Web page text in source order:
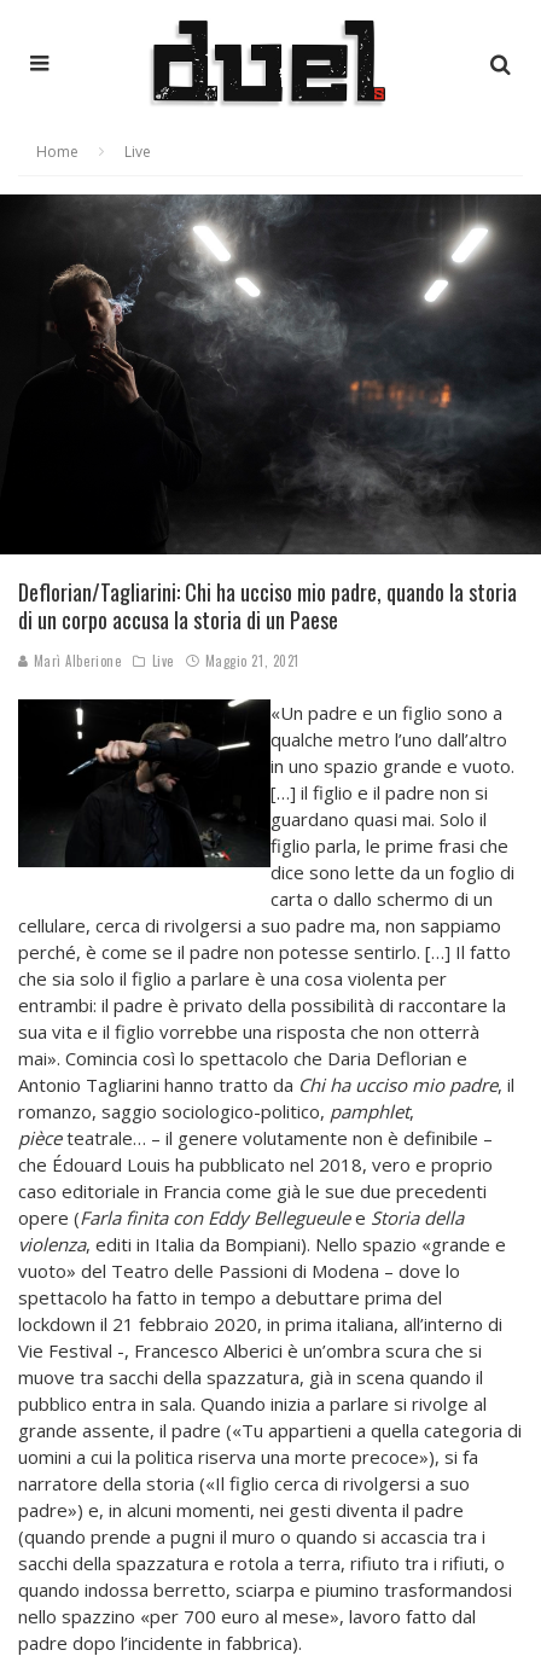
Home Live
Deflorian/Tagliarini: Chi ha ucciso mio padre, quando la storia
di un corpo accusa la storia di un Paese
Marì Alberione Live Maggio 21, 2021
«Un padre e un figlio sono a
qualche metro l’uno dall’altro
in uno spazio grande e vuoto.
[…] il figlio e il padre non si
guardano quasi mai. Solo il
figlio parla, le prime frasi che
dice sono lette da un foglio di
carta o dallo schermo di un
cellulare, cerca di rivolgersi a suo padre ma, non sappiamo
perché, è come se il padre non potesse sentirlo. […] Il fatto
che sia solo il figlio a parlare è una cosa violenta per
entrambi: il padre è privato della possibilità di raccontare la
sua vita e il figlio vorrebbe una risposta che non otterrà
mai». Comincia così lo spettacolo che Daria Deflorian e
Antonio Tagliarini hanno tratto da Chi ha ucciso mio padre, il
romanzo, saggio sociologico-politico, pamphlet,
pièceteatrale… – il genere volutamente non è definibile –
che Édouard Louis ha pubblicato nel 2018, vero e proprio
caso editoriale in Francia come già le sue due precedenti
opere (Farla finita con Eddy Bellegueulee Storia della
violenza, editi in Italia da Bompiani). Nello spazio «grande e
vuoto» del Teatro delle Passioni di Modena – dove lo
spettacolo ha fatto in tempo a debuttare prima del
lockdown il 21 febbraio 2020, in prima italiana, all’interno di
Vie Festival -, Francesco Alberici è un’ombra scura che si
muove tra sacchi della spazzatura, già in scena quando il
pubblico entra in sala. Quando inizia a parlare si rivolge al
grande assente, il padre («Tu appartieni a quella categoria di
uomini a cui la politica riserva una morte precoce»), si fa
narratore della storia («Il figlio cerca di rivolgersi a suo
padre») e, in alcuni momenti, nei gesti diventa il padre
(quando prende a pugni il muro o quando si accascia tra i
sacchi della spazzatura e rotola a terra, rifiuto tra i rifiuti, o
quando indossa berretto, sciarpa e piumino trasformandosi
nello spazzino «per 700 euro al mese», lavoro fatto dal
padre dopo l’incidente in fabbrica).